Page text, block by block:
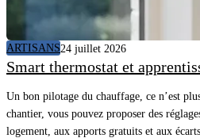
ARTISANS24 juillet 2026
Smart thermostat et
Un bon pilotage du chauffage, ce n’est
chantier, vous pouvez proposer des
logement, aux apports gratuits et aux